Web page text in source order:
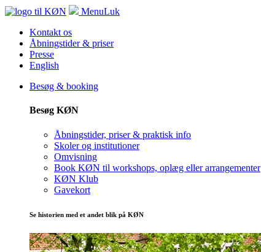
MenuLuk
Kontakt os
Åbningstider & priser
Presse
English
Besøg & booking
Besøg KØN
Åbningstider, priser & praktisk info
Skoler og institutioner
Omvisning
Book KØN til workshops, oplæg eller arrangementer
KØN Klub
Gavekort
Se historien med et andet blik på KØN